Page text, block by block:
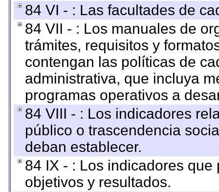
84 VI - : Las facultades de
84 VII - : Los manuales de
trámites, requisitos y
contengan las políticas de
administrativa, que incluya
programas operativos a
84 VIII - : Los indicadores
público o trascendencia
deban establecer.
84 IX - : Los indicadores
objetivos y resultados.